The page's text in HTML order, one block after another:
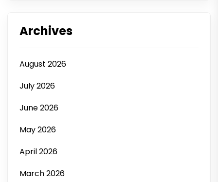
Archives
August 2026
July 2026
June 2026
May 2026
April 2026
March 2026